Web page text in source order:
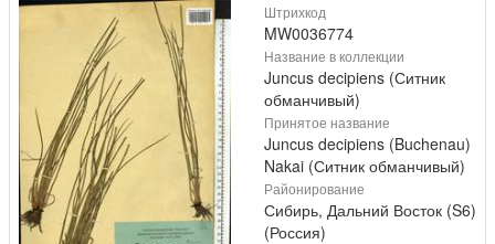
Штрихкод
MW0036774
Название в коллекции
Juncus decipiens (Ситник
обманчивый)
Принятое название
Juncus decipiens (Buchenau)
Nakai (Ситник обманчивый)
Районирование
Сибирь, Дальний Восток (S6)
(Россия)